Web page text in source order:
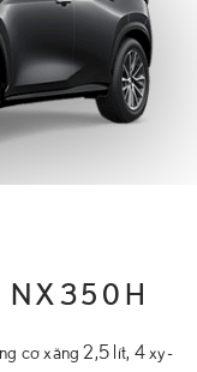
NX350H
cơ xăng 2,5 lít, 4 xy-